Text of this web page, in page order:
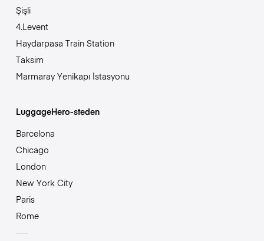
Şişli
4.Levent
Haydarpasa Train Station
Taksim
Marmaray Yenikapı İstasyonu
LuggageHero-steden
Barcelona
Chicago
London
New York City
Paris
Rome